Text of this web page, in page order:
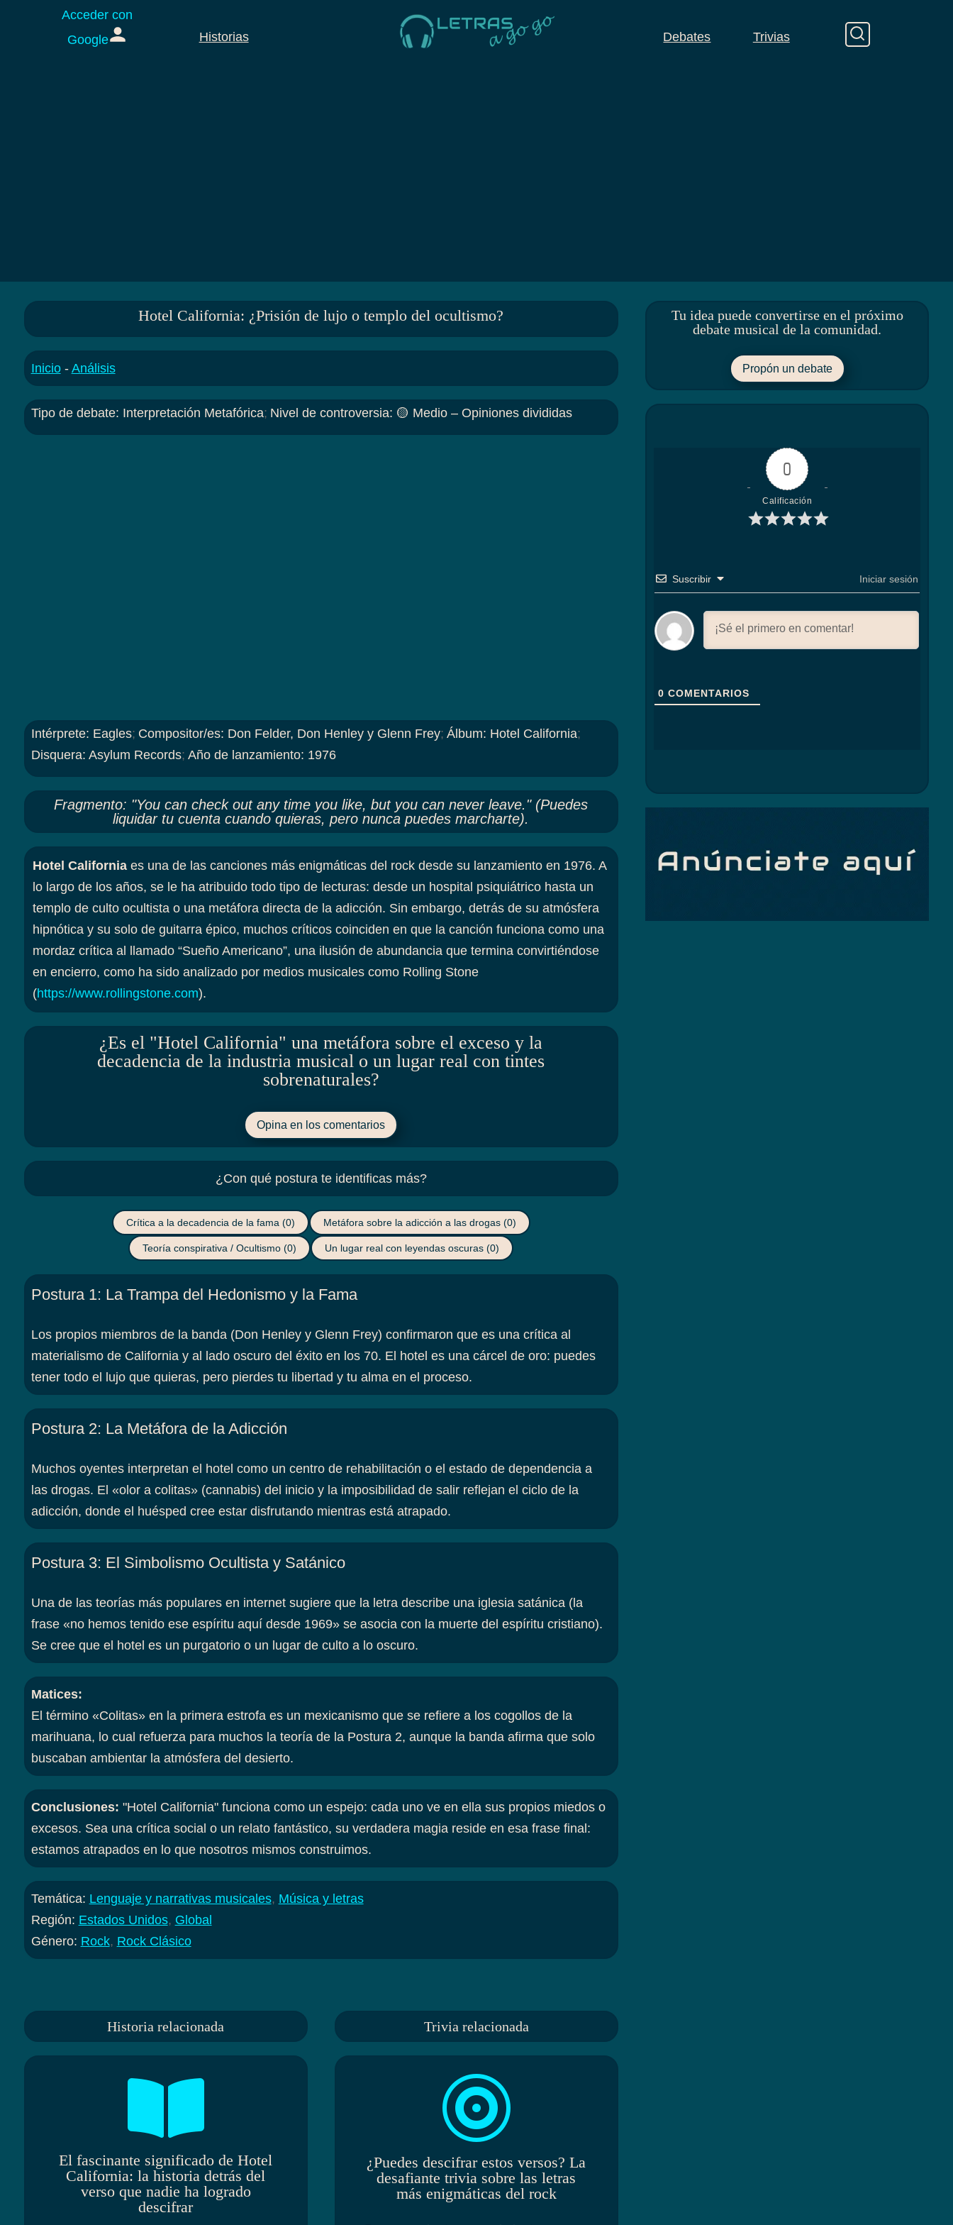
Acceder con
Google
Historias Debates Trivias
Hotel California: ¿Prisión de lujo o templo del ocultismo?
Inicio- Análisis
Tipo de debate: Interpretación Metafórica; Nivel de controversia: 🟡 Medio – Opiniones divididas
Intérprete: Eagles; Compositor/es: Don Felder, Don Henley y Glenn Frey; Álbum: Hotel California;
Disquera: Asylum Records; Año de lanzamiento: 1976
Fragmento: "You can check out any time you like, but you can never leave." (Puedes
liquidar tu cuenta cuando quieras, pero nunca puedes marcharte).
Hotel Californiaes una de las canciones más enigmáticas del rock desde su lanzamiento en 1976. A
lo largo de los años, se le ha atribuido todo tipo de lecturas: desde un hospital psiquiátrico hasta un
templo de culto ocultista o una metáfora directa de la adicción. Sin embargo, detrás de su atmósfera
hipnótica y su solo de guitarra épico, muchos críticos coinciden en que la canción funciona como una
mordaz crítica al llamado “Sueño Americano”, una ilusión de abundancia que termina convirtiéndose
en encierro, como ha sido analizado por medios musicales como Rolling Stone
(https://www.rollingstone.com).
¿Es el "Hotel California" una metáfora sobre el exceso y la
decadencia de la industria musical o un lugar real con tintes
sobrenaturales?
Opina en los comentarios
¿Con qué postura te identificas más?
Crítica a la decadencia de la fama (0) Metáfora sobre la adicción a las drogas (0)
Teoría conspirativa / Ocultismo(0) Un lugar real con leyendas oscuras(0)
Postura 1: La Trampa del Hedonismo y la Fama
Los propios miembros de la banda (Don Henley y Glenn Frey) confirmaron que es una crítica al
materialismo de California y al lado oscuro del éxito en los 70. El hotel es una cárcel de oro: puedes
tener todo el lujo que quieras, pero pierdes tu libertad y tu alma en el proceso.
Postura 2: La Metáfora de la Adicción
Muchos oyentes interpretan el hotel como un centro de rehabilitación o el estado de dependencia a
las drogas. El «olor a colitas» (cannabis) del inicio y la imposibilidad de salir reflejan el ciclo de la
adicción, donde el huésped cree estar disfrutando mientras está atrapado.
Postura 3: El Simbolismo Ocultista y Satánico
Una de las teorías más populares en internet sugiere que la letra describe una iglesia satánica (la
frase «no hemos tenido ese espíritu aquí desde 1969» se asocia con la muerte del espíritu cristiano).
Se cree que el hotel es un purgatorio o un lugar de culto a lo oscuro.
Matices:
El término «Colitas» en la primera estrofa es un mexicanismo que se refiere a los cogollos de la
marihuana, lo cual refuerza para muchos la teoría de la Postura 2, aunque la banda afirma que solo
buscaban ambientar la atmósfera del desierto.
Conclusiones: "Hotel California" funciona como un espejo: cada uno ve en ella sus propios miedos o
excesos. Sea una crítica social o un relato fantástico, su verdadera magia reside en esa frase final:
estamos atrapados en lo que nosotros mismos construimos.
Temática: Lenguaje y narrativas musicales, Música y letras
Región: Estados Unidos, Global
Género: Rock, Rock Clásico
Tu idea puede convertirse en el próximo
debate musical de la comunidad.
Propón un debate
0
Calificación
Suscribir Iniciar sesión
0 COMENTARIOS
Historia relacionada

El fascinante significado de Hotel
California: la historia detrás del
verso que nadie ha logrado
descifrar
Trivia relacionada

¿Puedes descifrar estos versos? La
desafiante trivia sobre las letras
más enigmáticas del rock